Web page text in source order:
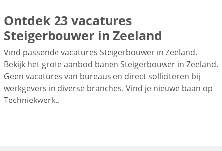
Ontdek 23 vacatures
Steigerbouwer in Zeeland
Vind passende vacatures Steigerbouwer in Zeeland.
Bekijk het grote aanbod banen Steigerbouwer in Zeeland.
Geen vacatures van bureaus en direct solliciteren bij
werkgevers in diverse branches. Vind je nieuwe baan op
Techniekwerkt.